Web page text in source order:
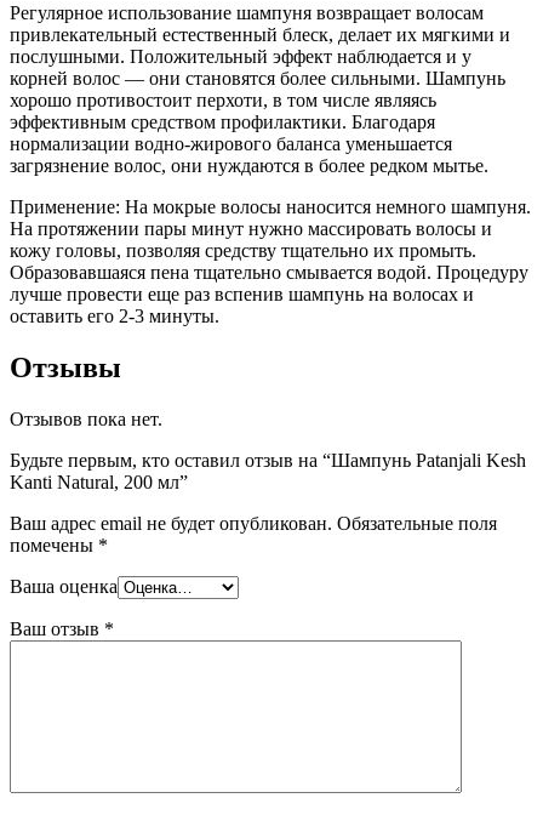
Регулярное использование шампуня возвращает волосам
привлекательный естественный блеск, делает их мягкими и
послушными. Положительный эффект наблюдается и у
корней волос — они становятся более сильными. Шампунь
хорошо противостоит перхоти, в том числе являясь
эффективным средством профилактики. Благодаря
нормализации водно-жирового баланса уменьшается
загрязнение волос, они нуждаются в более редком мытье.
Применение: На мокрые волосы наносится немного шампуня.
На протяжении пары минут нужно массировать волосы и
кожу головы, позволяя средству тщательно их промыть.
Образовавшаяся пена тщательно смывается водой. Процедуру
лучше провести еще раз вспенив шампунь на волосах и
оставить его 2-3 минуты.
Отзывы
Отзывов пока нет.
Будьте первым, кто оставил отзыв на “Шампунь Patanjali Kesh
Kanti Natural, 200 мл”
Ваш адрес email не будет опубликован. Обязательные поля
помечены *
Ваша оценка
Ваш отзыв *